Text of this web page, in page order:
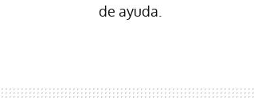
de ayuda.